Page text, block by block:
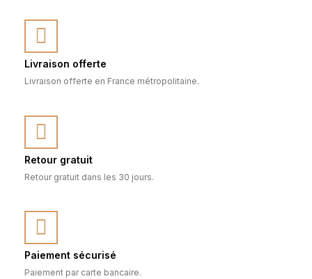
Livraison offerte
Livraison offerte en France métropolitaine.
Retour gratuit
Retour gratuit dans les 30 jours.
Paiement sécurisé
Paiement par carte bancaire.